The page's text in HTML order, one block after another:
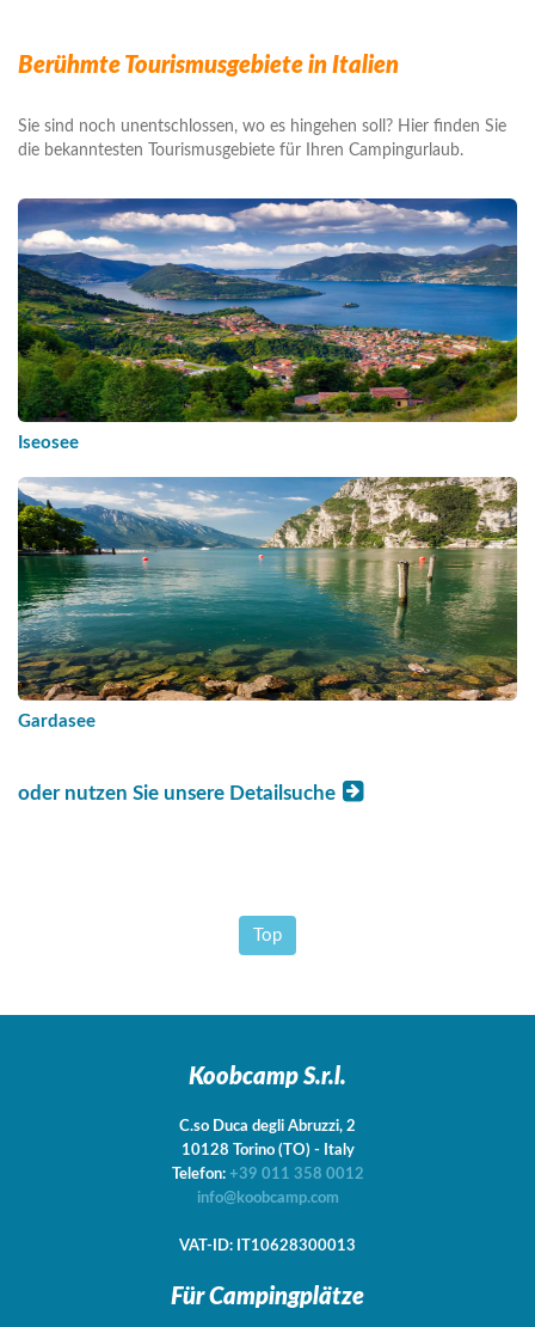
Berühmte Tourismusgebiete in Italien
Sie sind noch unentschlossen, wo es hingehen soll? Hier finden Sie
die bekanntesten Tourismusgebiete für Ihren Campingurlaub.
Iseosee
Gardasee
oder nutzen Sie unsere Detailsuche
Top
Koobcamp S.r.l.
C.so Duca degli Abruzzi, 2
10128 Torino (TO) - Italy
Telefon: +39 011 358 0012
info@koobcamp.com
VAT-ID: IT10628300013
Für Campingplätze